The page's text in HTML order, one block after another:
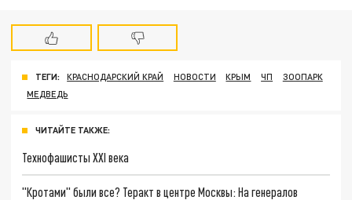
ТЕГИ: КРАСНОДАРСКИЙ КРАЙ НОВОСТИ КРЫМ ЧП
ЗООПАРК
МЕДВЕДЬ
ЧИТАЙТЕ ТАКЖЕ:
Технофашисты XXI века
"Кротами" были все? Теракт в центре Москвы: На генералов